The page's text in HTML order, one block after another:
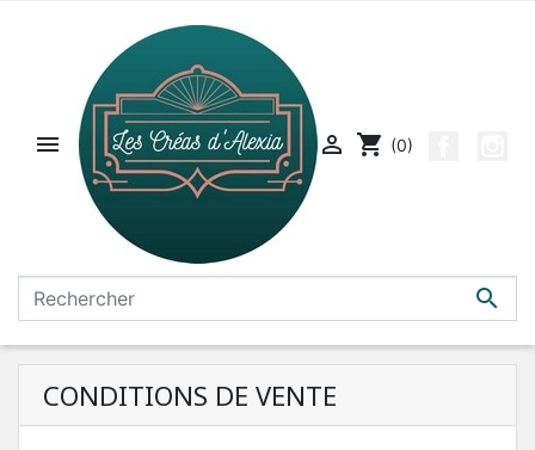


 shopping_cart (0)
CONDITIONS DE VENTE